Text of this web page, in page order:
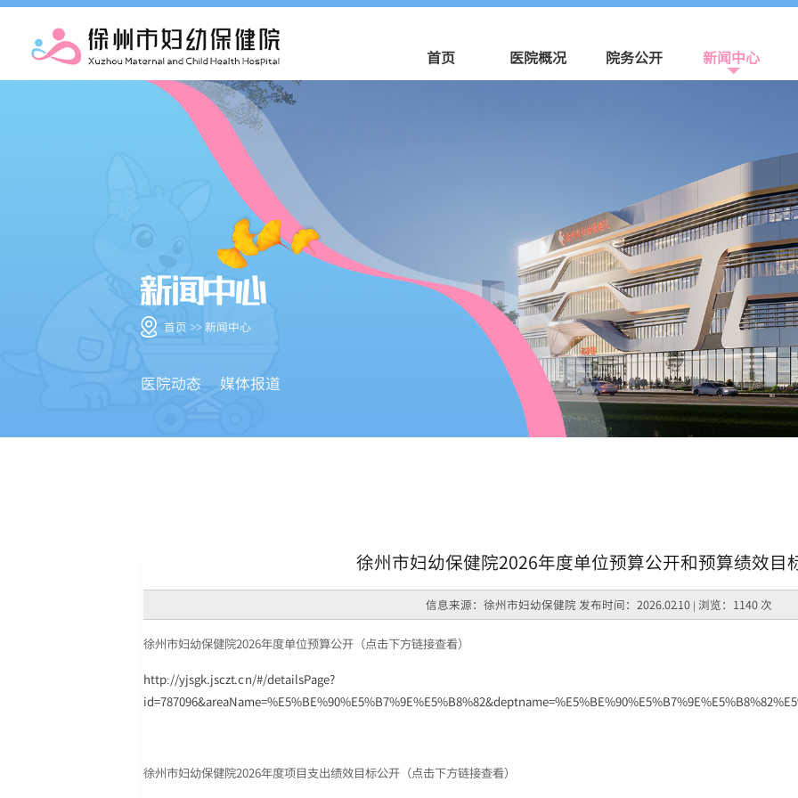
首页 医院概况 院务公开 新闻中心
首页 >> 新闻中心
医院动态 媒体报道
徐州市妇幼保健院2026年度单位预算公开和预算绩效目
信息来源：徐州市妇幼保健院 发布时间：2026.02.10 | 浏览：1140 次
徐州市妇幼保健院2026年度单位预算公开（点击下方链接查看）
http://yjsgk.jsczt.cn/#/detailsPage?
徐州市妇幼保健院2026年度项目支出绩效目标公开 （点击下方链接查看）